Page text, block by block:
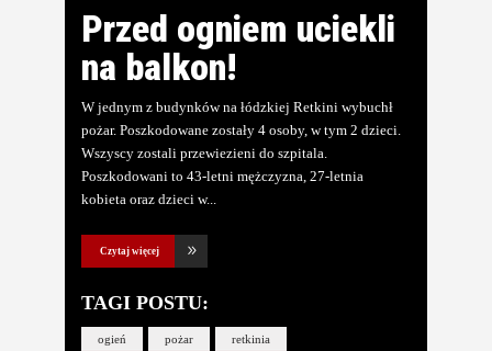
Przed ogniem uciekli
na balkon!
W jednym z budynków na łódzkiej Retkini wybuchł
pożar. Poszkodowane zostały 4 osoby, w tym 2 dzieci.
Wszyscy zostali przewiezieni do szpitala.
Poszkodowani to 43-letni mężczyzna, 27-letnia
kobieta oraz dzieci w
Czytaj więcej
TAGI POSTU:
ogień pożar retkinia